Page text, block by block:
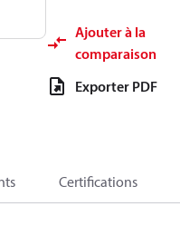
Ajouter à la
comparaison
Exporter PDF
Certifications